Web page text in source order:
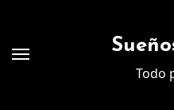
contenido
Todo